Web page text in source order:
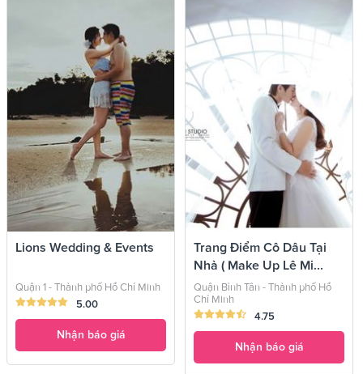
Lions Wedding & Events
Quận 1 - Thành phố Hồ Chí Minh
5.00
Nhận báo giá
Trang Điểm Cô Dâu Tại
Nhà ( Make Up Lê Mi...
Quận Bình Tân - Thành phố Hồ
Chí Minh
4.75
Nhận báo giá